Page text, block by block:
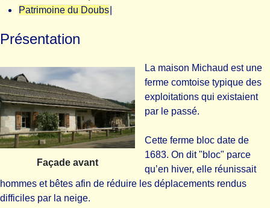
Patrimoine du Doubs
Présentation
Façade avant
La maison Michaud est une
ferme comtoise typique des
exploitations qui existaient
par le passé.
Cette ferme bloc date de
1683. On dit "bloc" parce
qu’en hiver, elle réunissait
hommes et bêtes afin de réduire les déplacements rendus
difficiles par la neige.